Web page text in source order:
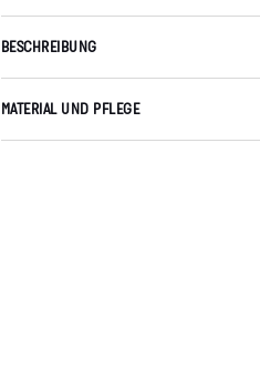
BESCHREIBUNG
MATERIAL UND PFLEGE